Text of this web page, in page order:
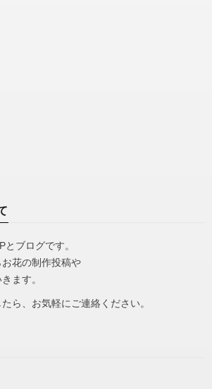
ブログです。
花の制作投稿や
ます。
ら、お気軽にご連絡ください。